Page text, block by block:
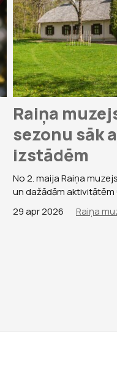
Raiņa
sezonu sāk
izstādēm
No 2. maija Raiņa
un dažādām
29 apr 2026
Raiņa